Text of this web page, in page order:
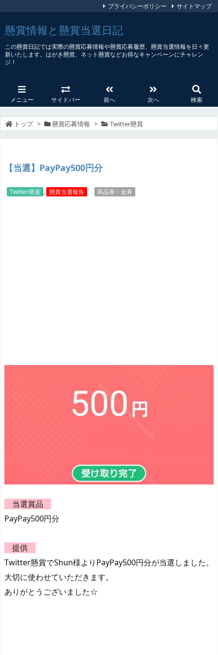
懸賞情報と懸賞当選日記
この懸賞日記では実際の懸賞応募情報や懸賞応募履歴、懸賞当選情報を日々更
新いたします。はがき懸賞、ネット懸賞などお得なキャンペーンにチャレン
ジ！
メニュー サイドバー 前へ 次へ 検索
プライバシーポリシー サイトマップ
トップ > 懸賞応募情報 > Twitter懸賞
【当選】PayPay500円分
Twitter懸賞 , 懸賞当選報告 商品券・金券
当選賞品
PayPay500円分
提供
Twitter懸賞でShun様よりPayPay500円分が当選しました。
大切に使わせていただきます。
ありがとうございました☆